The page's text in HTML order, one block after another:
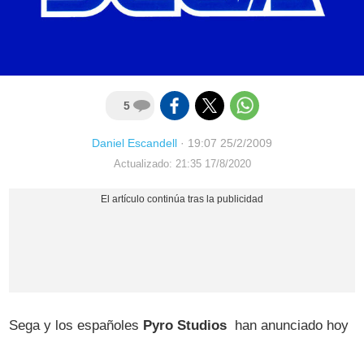
5
Daniel Escandell · 19:07 25/2/2009
Actualizado: 21:35 17/8/2020
Sega y los españoles Pyro Studios han anunciado hoy